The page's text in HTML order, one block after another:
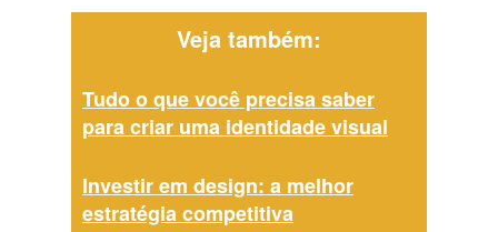
Veja também:
Tudo o que você precisa saber
para criar uma identidade visual
Investir em design: a melhor
estratégia competitiva